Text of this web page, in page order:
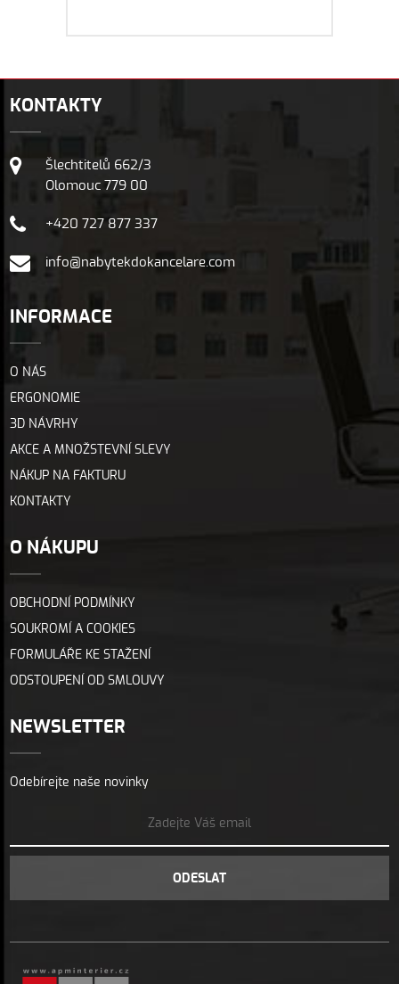
KONTAKTY
Šlechtitelů 662/3
Olomouc 779 00
+420 727 877 337
info@nabytekdokancelare.com
INFORMACE
O NÁS
ERGONOMIE
3D NÁVRHY
AKCE A MNOŽSTEVNÍ SLEVY
NÁKUP NA FAKTURU
KONTAKTY
O NÁKUPU
OBCHODNÍ PODMÍNKY
SOUKROMÍ A COOKIES
FORMULÁŘE KE STAŽENÍ
ODSTOUPENÍ OD SMLOUVY
NEWSLETTER
Odebírejte naše novinky
ODESLAT